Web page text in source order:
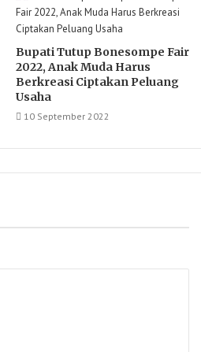
Bupati Tutup Bonesompe Fair
2022, Anak Muda Harus
Berkreasi Ciptakan Peluang
Usaha
10 September 2022